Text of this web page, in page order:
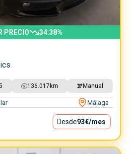
PRECIO 34.38%
136.017 km Manual
Málaga
Desde93€/mes